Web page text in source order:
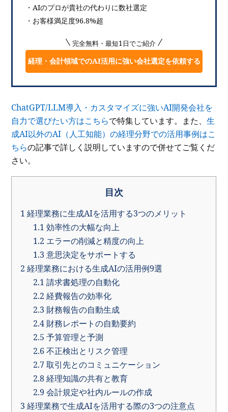
・AIのプロが貴社の代わりに数社選定
・お客様満足度96.8%超
完全無料・最短1日でご紹介
経理・会計領域でのAI活用に強い会社選定を依頼する
ChatGPT/LLM導入・カスタマイズに強いAI開発会社を
自力で選びたい方はこちらで特集しています。また、生
成AI以外のAI（人工知能）の経理分野での活用事例はこ
ちらの記事で詳しく説明していますので併せてご覧くだ
さい。
目次
1 経理業務に生成AIを活用する3つのメリット
1.1 効率性の大幅な向上
1.2 エラーの削減と精度の向上
1.3 意思決定をサポートする
2 経理業務における生成AIの活用例9選
2.1 請求書処理の自動化
2.2 経費報告の効率化
2.3 財務報告の自動生成
2.4財務レポートの自動要約
2.5 予算管理と予測
2.6不正検出とリスク管理
2.7取引先とのコミュニケーション
2.8経理知識の共有と教育
2.9 会計規定や社内ルールの作成
3 経理業務で生成AIを活用する際の3つの注意点